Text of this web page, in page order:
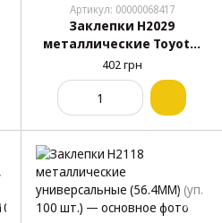
Артикул: 00000068417
Заклепки H2029
металлические Toyota,
Lexus (47.9MM)
(9026906013, 90269-06013)
(уп. 100 шт.)
402 грн